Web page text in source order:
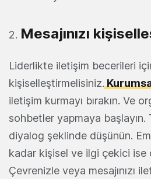
Mesajınızı
Liderlikte iletişim becerileri için
kişiselleştirmelisiniz.
iletişim kurmayı bırakın. Ve
sohbetler yapmaya başlayın.
diyalog şeklinde düşünün.
kadar kişisel ve ilgi çekici ise
Çevrenizle veya mesajınızı